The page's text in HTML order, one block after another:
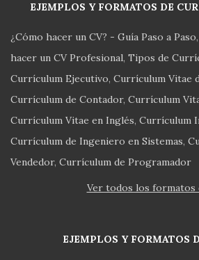
EJEMPLOS Y FORMATOS DE
¿Cómo hacer un CV? - Guía Paso a Paso
hacer un CV Profesional Tipos de
Currículum Ejecutivo Currículum Vitae
Currículum de Contador Currículum
Currículum Vitae en Inglés Currículum
Currículum de Ingeniero en Sistemas
Vendedor Currículum de Programador
Ver todos los formatos
EJEMPLOS Y FORMATOS